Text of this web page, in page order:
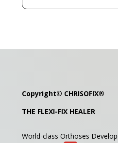
Copyright© CHRISOFIX®
THE FLEXI-FIX HEALER
World-class Orthoses